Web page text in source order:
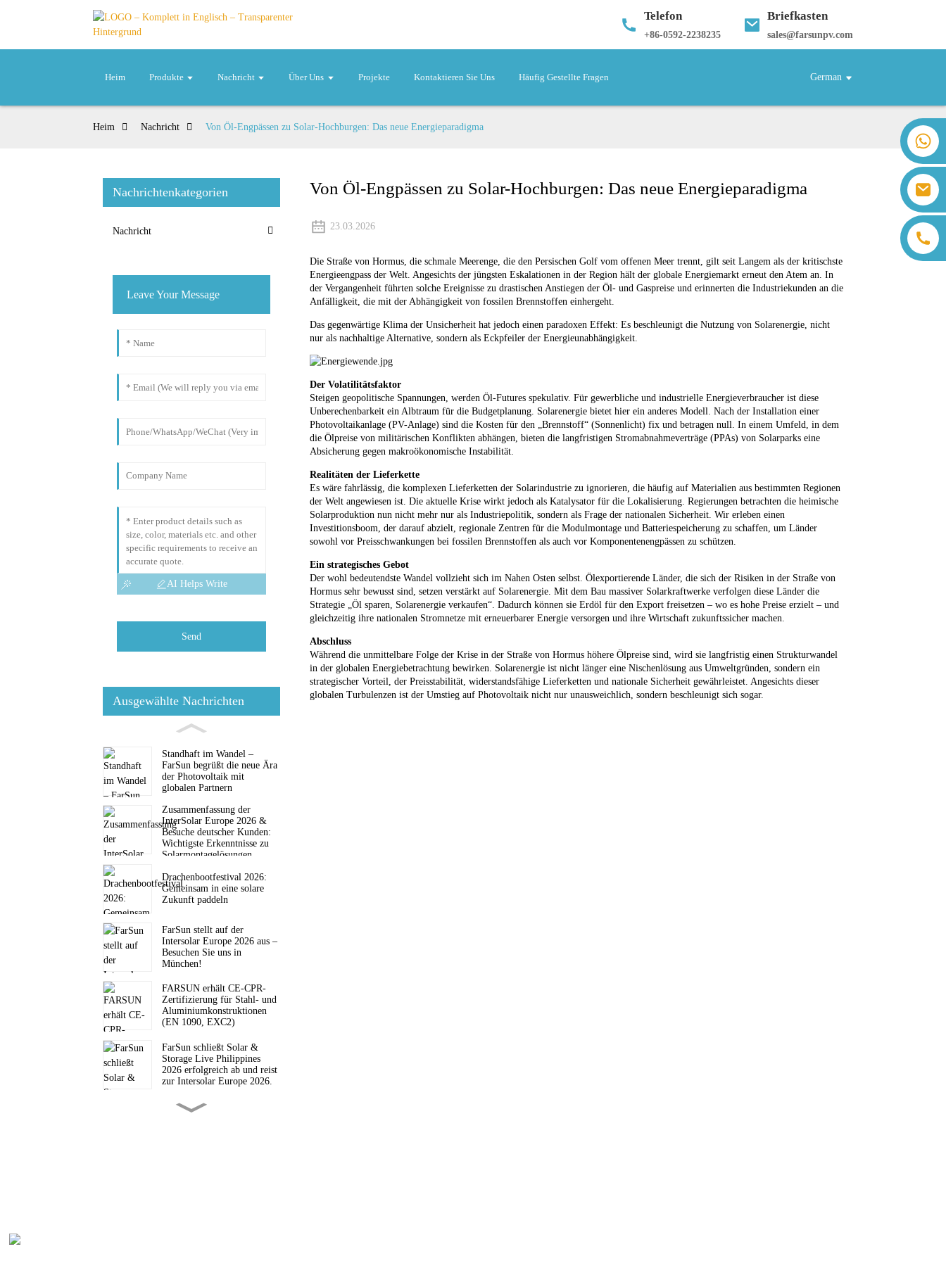
Telefon
+86-0592-2238235
Briefkasten
sales@farsunpv.com
Heim Produkte Nachricht Über Uns Projekte Kontaktieren Sie Uns Häufig Gestellte Fragen German
+86 18806057002 Sanborn Guo
sales@farsunpv.com
Heim Nachricht Von Öl-Engpässen zu Solar-Hochburgen: Das neue Energieparadigma
Nachrichtenkategorien
Nachricht
Leave Your Message
AI Helps Write
Send
Ausgewählte Nachrichten
Standhaft im Wandel –
FarSun begrüßt die neue Ära
der Photovoltaik mit
globalen Partnern
Zusammenfassung der
InterSolar Europe 2026 &
Besuche deutscher Kunden:
Wichtigste Erkenntnisse zu
Solarmontagelösungen
Drachenbootfestival 2026:
Gemeinsam in eine solare
Zukunft paddeln
FarSun stellt auf der
Intersolar Europe 2026 aus –
Besuchen Sie uns in
München!
FARSUN erhält CE-CPR-
Zertifizierung für Stahl- und
Aluminiumkonstruktionen
(EN 1090, EXC2)
FarSun schließt Solar &
Storage Live Philippines
2026 erfolgreich ab und reist
zur Intersolar Europe 2026.
FarSun wurde im
Geschäftsjahr 2026 von
Von Öl-Engpässen zu Solar-Hochburgen: Das neue Energieparadigma
23.03.2026
Die Straße von Hormus, die schmale Meerenge, die den Persischen Golf vom offenen Meer trennt, gilt seit Langem als der kritischste
Energieengpass der Welt. Angesichts der jüngsten Eskalationen in der Region hält der globale Energiemarkt erneut den Atem an. In
der Vergangenheit führten solche Ereignisse zu drastischen Anstiegen der Öl- und Gaspreise und erinnerten die Industriekunden an die
Anfälligkeit, die mit der Abhängigkeit von fossilen Brennstoffen einhergeht.
Das gegenwärtige Klima der Unsicherheit hat jedoch einen paradoxen Effekt: Es beschleunigt die Nutzung von Solarenergie, nicht
nur als nachhaltige Alternative, sondern als Eckpfeiler der Energieunabhängigkeit.
Der Volatilitätsfaktor
Steigen geopolitische Spannungen, werden Öl-Futures spekulativ. Für gewerbliche und industrielle Energieverbraucher ist diese
Unberechenbarkeit ein Albtraum für die Budgetplanung. Solarenergie bietet hier ein anderes Modell. Nach der Installation einer
Photovoltaikanlage (PV-Anlage) sind die Kosten für den „Brennstoff“ (Sonnenlicht) fix und betragen null. In einem Umfeld, in dem
die Ölpreise von militärischen Konflikten abhängen, bieten die langfristigen Stromabnahmeverträge (PPAs) von Solarparks eine
Absicherung gegen makroökonomische Instabilität.
Realitäten der Lieferkette
Es wäre fahrlässig, die komplexen Lieferketten der Solarindustrie zu ignorieren, die häufig auf Materialien aus bestimmten Regionen
der Welt angewiesen ist. Die aktuelle Krise wirkt jedoch als Katalysator für die Lokalisierung. Regierungen betrachten die heimische
Solarproduktion nun nicht mehr nur als Industriepolitik, sondern als Frage der nationalen Sicherheit. Wir erleben einen
Investitionsboom, der darauf abzielt, regionale Zentren für die Modulmontage und Batteriespeicherung zu schaffen, um Länder
sowohl vor Preisschwankungen bei fossilen Brennstoffen als auch vor Komponentenengpässen zu schützen.
Ein strategisches Gebot
Der wohl bedeutendste Wandel vollzieht sich im Nahen Osten selbst. Ölexportierende Länder, die sich der Risiken in der Straße von
Hormus sehr bewusst sind, setzen verstärkt auf Solarenergie. Mit dem Bau massiver Solarkraftwerke verfolgen diese Länder die
Strategie „Öl sparen, Solarenergie verkaufen“. Dadurch können sie Erdöl für den Export freisetzen – wo es hohe Preise erzielt – und
gleichzeitig ihre nationalen Stromnetze mit erneuerbarer Energie versorgen und ihre Wirtschaft zukunftssicher machen.
Abschluss
Während die unmittelbare Folge der Krise in der Straße von Hormus höhere Ölpreise sind, wird sie langfristig einen Strukturwandel
in der globalen Energiebetrachtung bewirken. Solarenergie ist nicht länger eine Nischenlösung aus Umweltgründen, sondern ein
strategischer Vorteil, der Preisstabilität, widerstandsfähige Lieferketten und nationale Sicherheit gewährleistet. Angesichts dieser
globalen Turbulenzen ist der Umstieg auf Photovoltaik nicht nur unausweichlich, sondern beschleunigt sich sogar.